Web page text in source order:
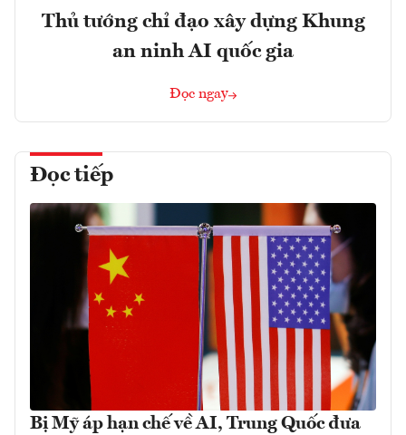
Thủ tướng chỉ đạo xây dựng Khung
an ninh AI quốc gia
Đọc ngay
Đọc tiếp
Bị Mỹ áp hạn chế về AI, Trung Quốc đưa